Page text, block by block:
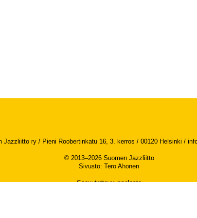
Jazzliitto ry / Pieni Roobertinkatu 16, 3. kerros / 00120 Helsinki /
© 2013–2026 Suomen Jazzliitto
Sivusto: Tero Ahonen
Saavutettavuusseloste